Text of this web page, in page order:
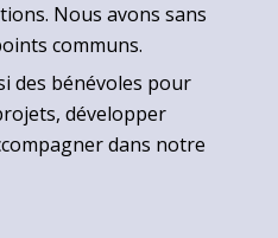
Nous avons sans
communs.
des bénévoles pour
développer
dans notre